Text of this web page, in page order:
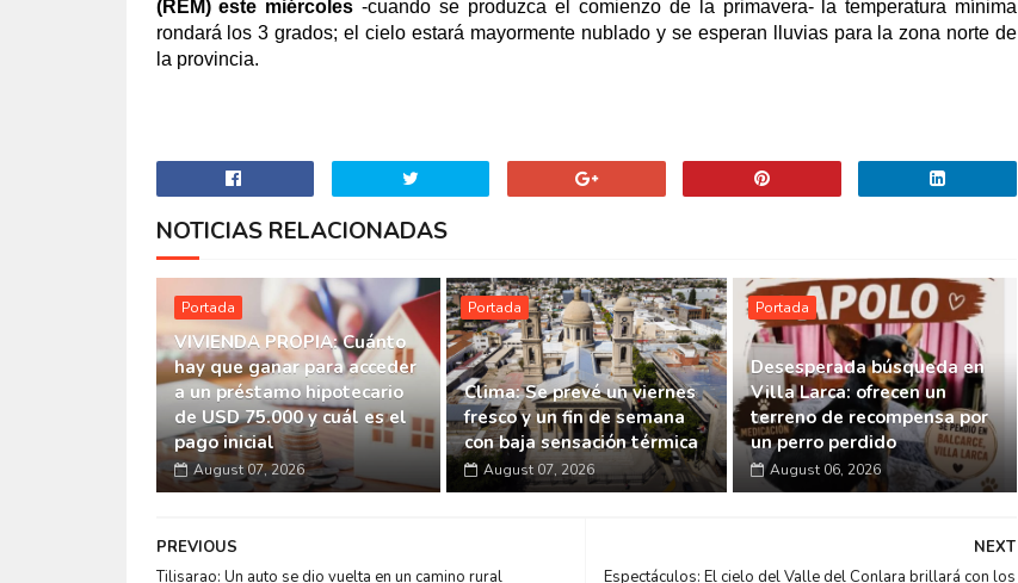
(REM) este miércoles -cuando se produzca el comienzo de la primavera- la temperatura mínima
rondará los 3 grados; el cielo estará mayormente nublado y se esperan lluvias para la zona norte de
la provincia.
NOTICIAS RELACIONADAS
Portada
VIVIENDA PROPIA: Cuánto
hay que ganar para acceder
a un préstamo hipotecario
de USD 75.000 y cuál es el
pago inicial
August 07, 2026
Portada
Clima: Se prevé un viernes
fresco y un fin de semana
con baja sensación térmica
August 07, 2026
Portada
Desesperada búsqueda en
Villa Larca: ofrecen un
terreno de recompensa por
un perro perdido
August 06, 2026
NEXT
Espectáculos: El cielo del Valle del Conlara brillará con los
PREVIOUS
Tilisarao: Un auto se dio vuelta en un camino rural